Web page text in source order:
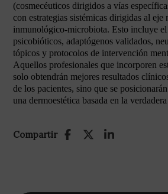
(cosmecéuticos dirigidos a vías
con estrategias sistémicas dirigidas al eje
inmunológico-microbiota. Esto incluye
psicobióticos, adaptógenos validados,
tópicos y protocolos de intervención
Aquellos profesionales que incorporen
solo obtendrán mejores resultados
de los pacientes, sino que se
una dermoestética basada en la
Compartir